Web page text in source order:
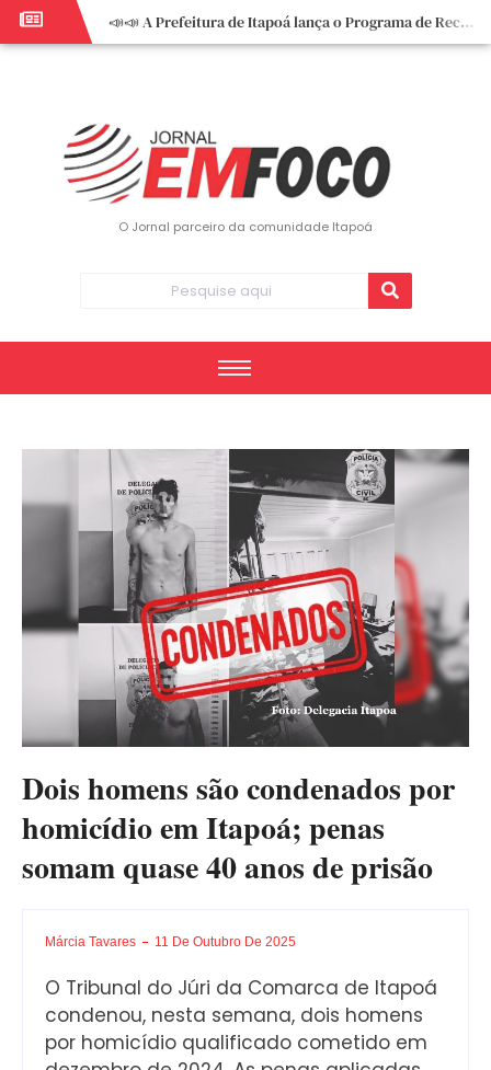
📣📣 A Prefeitura de Itapoá lança o Programa de Recuperação Fiscal (REFIS).
📢 Empreendedor do turismo, esta oportunidade é para você! Itapoá – SC.
O Jornal parceiro da comunidade Itapoá
Dois homens são condenados por
homicídio em Itapoá; penas
somam quase 40 anos de prisão
Márcia Tavares 11 De Outubro De 2025
O Tribunal do Júri da Comarca de Itapoá
condenou, nesta semana, dois homens
por homicídio qualificado cometido em